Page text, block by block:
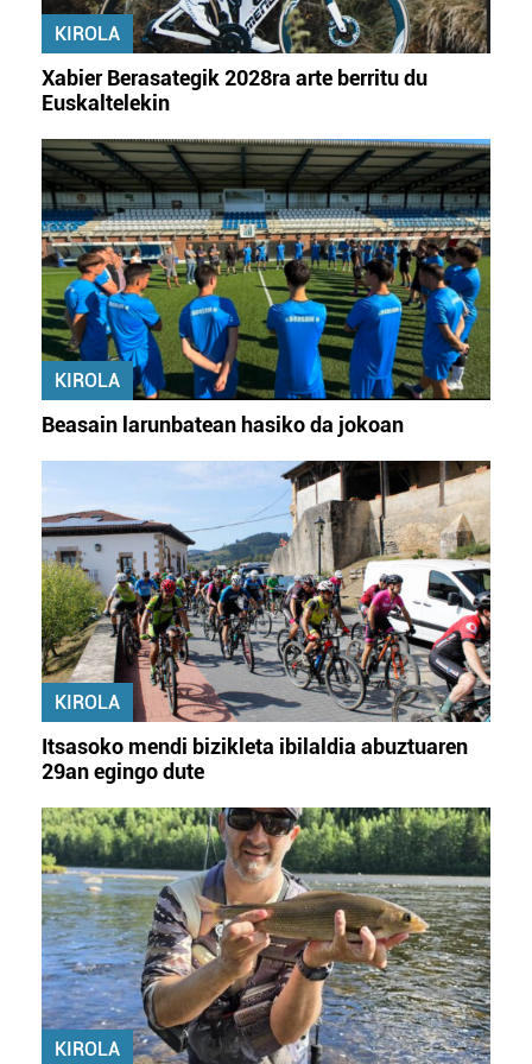
erabiltzeko baimen esplizitua ematen diguzu.Gehiago
irakurri
KIROLA
Xabier Berasategik 2028ra arte berritu du
Euskaltelekin
KIROLA
Beasain larunbatean hasiko da jokoan
KIROLA
Itsasoko mendi bizikleta ibilaldia abuztuaren
29an egingo dute
KIROLA